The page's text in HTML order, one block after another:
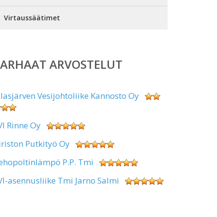
Virtaussäätimet
ARVOSTELUT
Vesijohtoliike Kannosto Oy
Rinne Oy
Putkityö Oy
P.P. Tmi
asennusliike Tmi Jarno Salmi